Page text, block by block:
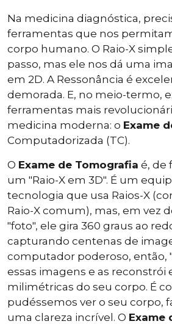
Na medicina diagnóstica,
ferramentas que nos
corpo humano. O Raio-X
passo, mas ele nos dá uma
em 2D. A Ressonância é
demorada. E, no meio-termo,
ferramentas mais
medicina moderna: o Exame
Computadorizada (TC).
O Exame de Tomografia é, de
um "Raio-X em 3D". É um
tecnologia que usa Raios-X
Raio-X comum), mas, em vez
"foto", ele gira 360 graus ao
capturando centenas de
computador poderoso, então,
essas imagens e as reconstrói
milimétricas do seu corpo. É
pudéssemos ver o seu corpo,
uma clareza incrível. O Exame